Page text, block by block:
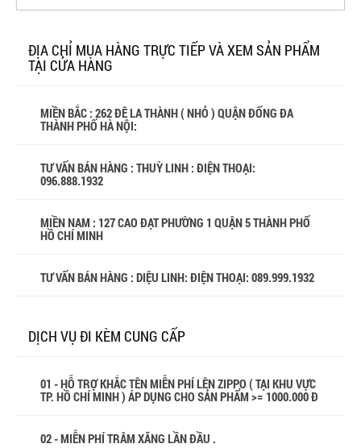
ĐỊA CHỈ MUA HÀNG TRỰC TIẾP VÀ XEM SẢN PHẨM
TẠI CỬA HÀNG
MIỀN BẮC : 262 ĐÊ LA THÀNH ( NHỎ ) QUẬN ĐỐNG ĐA
THÀNH PHỐ HÀ NỘI:
TƯ VẤN BÁN HÀNG : THUỲ LINH : ĐIỆN THOẠI:
096.888.1932
MIỀN NAM : 127 CAO ĐẠT PHƯỜNG 1 QUẬN 5 THÀNH PHỐ
HỒ CHÍ MINH
TƯ VẤN BÁN HÀNG : DIỆU LINH: ĐIỆN THOẠI: 089.999.1932
DỊCH VỤ ĐI KÈM CUNG CẤP
01 - HỖ TRỢ KHẮC TÊN MIỄN PHÍ LÊN ZIPPO ( TẠI KHU VỰC
TP. HỒ CHÍ MINH ) ÁP DỤNG CHO SẢN PHẨM >= 1000.000 Đ
02 - MIỄN PHÍ TRÂM XĂNG LẦN ĐẦU .